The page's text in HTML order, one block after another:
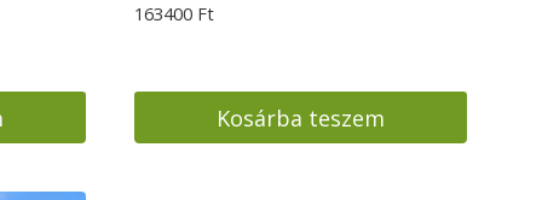
163400 Ft
Kosárba teszem